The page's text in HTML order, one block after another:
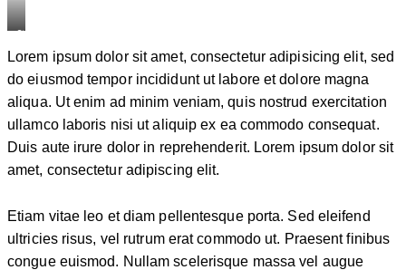
Stet
clita
kasd
gubergren,
no
sea
sanctus
labore
et
dolore.
Lorem ipsum dolor sit amet, consectetur adipisicing elit, sed
do eiusmod tempor incididunt ut labore et dolore magna
aliqua. Ut enim ad minim veniam, quis nostrud exercitation
ullamco laboris nisi ut aliquip ex ea commodo consequat.
Duis aute irure dolor in reprehenderit. Lorem ipsum dolor sit
amet, consectetur adipiscing elit.
Etiam vitae leo et diam pellentesque porta. Sed eleifend
ultricies risus, vel rutrum erat commodo ut. Praesent finibus
congue euismod. Nullam scelerisque massa vel augue